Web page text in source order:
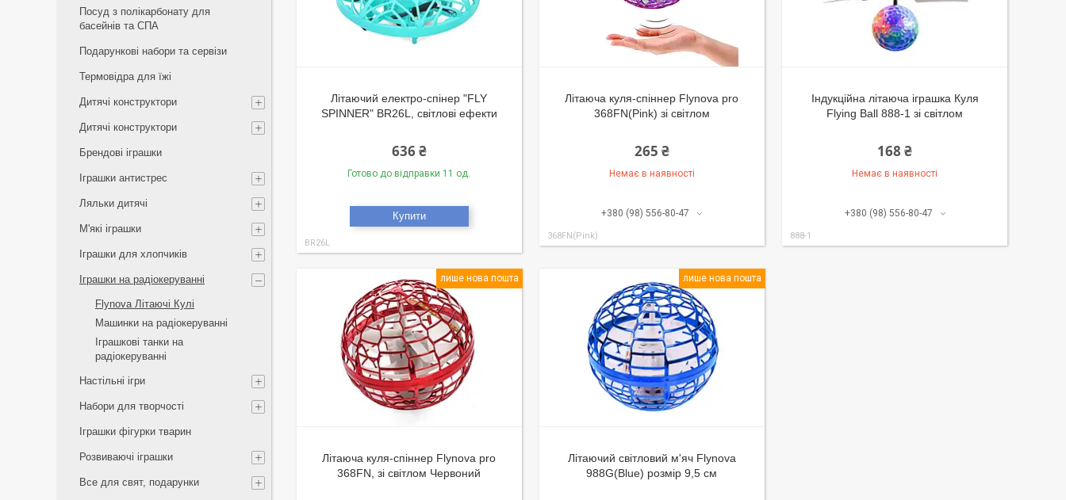
Літаючий електро-спінер "FLY
SPINNER" BR26L, світлові ефекти
636 ₴
Готово до відправки 11 од.
Купити
BR26L
Літаюча куля-спіннер Flynova pro
368FN(Pink) зі світлом
265 ₴
Немає в наявності
+380 (98) 556-80-47
368FN(Pink)
Індукційна літаюча іграшка Куля
Flying Ball 888-1 зі світлом
168 ₴
Немає в наявності
+380 (98) 556-80-47
888-1
лише нова пошта
Літаюча куля-спіннер Flynova pro
368FN, зі світлом Червоний
лише нова пошта
Літаючий світловий м'яч Flynova
988G(Blue) розмір 9,5 см
Посуд з полікарбонату для
басейнів та СПА
Подарункові набори та сервізи
Термовідра для їжі
Дитячі конструктори
Дитячі конструктори
Брендові іграшки
Іграшки антистрес
Ляльки дитячі
М'які іграшки
Іграшки для хлопчиків
Іграшки на радіокеруванні
Flynova Літаючі Кулі
Машинки на радіокеруванні
Іграшкові танки на
радіокеруванні
Настільні ігри
Набори для творчості
Іграшки фігурки тварин
Розвиваючі іграшки
Все для свят, подарунки